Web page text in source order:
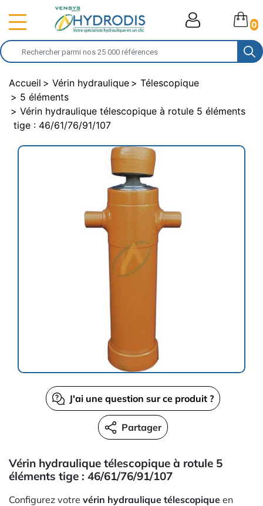
0
Accueil Vérin hydraulique
Télescopique
5 éléments
Vérin hydraulique télescopique à rotule 5 éléments
tige : 46/61/76/91/107
J'ai une question sur ce produit ?
Partager
Vérin hydraulique télescopique à rotule 5
éléments tige : 46/61/76/91/107
Configurez votre vérin hydraulique télescopique en